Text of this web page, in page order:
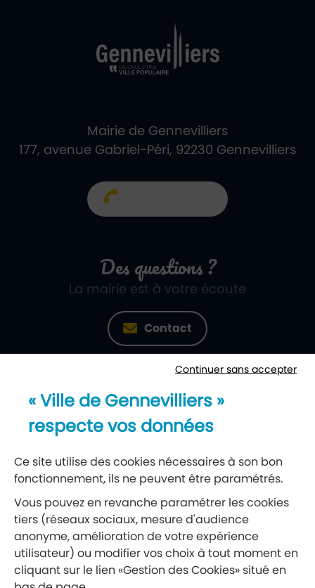
Mairie de Gennevilliers
177, avenue Gabriel-Péri, 92230 Gennevilliers
Des questions ?
La mairie est à votre écoute
Contact
Newsletter
Réseaux sociaux
Suivez-nous
Continuer sans accepter
« Ville de Gennevilliers »
respecte vos données
Ce site utilise des cookies nécessaires à son bon
fonctionnement, ils ne peuvent être paramétrés.
Vous pouvez en revanche paramétrer les cookies
tiers (réseaux sociaux, mesure d'audience
anonyme, amélioration de votre expérience
utilisateur) ou modifier vos choix à tout moment en
cliquant sur le lien «Gestion des Cookies» situé en